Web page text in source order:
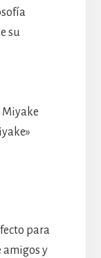
su
Miyake
para
amigos y